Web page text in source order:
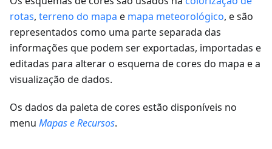
rotas, terreno do mapa e mapa meteorológico, e são
representados como uma parte separada das
informações que podem ser exportadas, importadas e
editadas para alterar o esquema de cores do mapa e a
visualização de dados.
Os dados da paleta de cores estão disponíveis no
menu Mapas e Recursos.